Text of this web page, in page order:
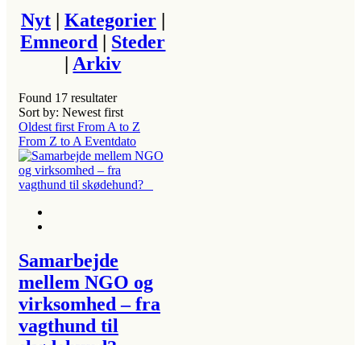
Nyt| Kategorier|
Emneord
Steder
|Arkiv
Found 17 resultater
Sort by: Newest first
Oldest first From A to Z
From Z to A Eventdato
Samarbejde
mellem NGO og
virksomhed – fra
vagthund til